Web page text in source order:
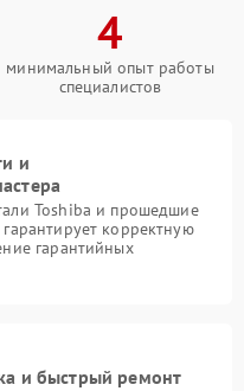
4
минимальный опыт работы
специалистов
и
Toshiba и прошедшие
корректную
гарантийных
и быстрый ремонт